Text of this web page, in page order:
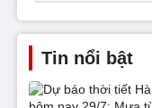
Tin nổi bật